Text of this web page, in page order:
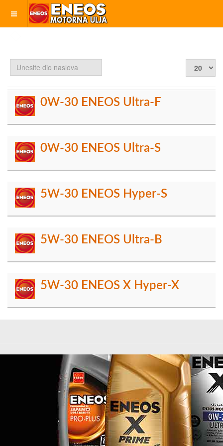
dio
naslova
0W-30 ENEOS Ultra-F
0W-30 ENEOS Ultra-S
5W-30 ENEOS Hyper-S
5W-30 ENEOS Ultra-B
5W-30 ENEOS X Hyper-X